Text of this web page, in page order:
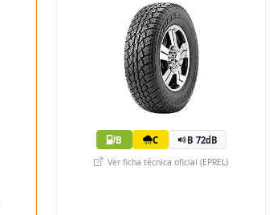
B C B 72dB
Ver ficha técnica oficial (EPREL)